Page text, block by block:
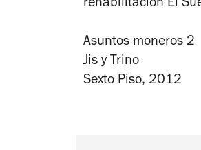
rehabilitación El
Asuntos moneros 2
Jis y Trino
Sexto Piso, 2012